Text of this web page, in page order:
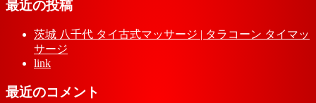
最近の投稿
茨城 八千代 タイ古式マッサージ | タラコーン タイマッ
サージ
link
最近のコメント